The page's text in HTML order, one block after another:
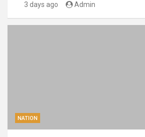
3 days ago Admin
NATION